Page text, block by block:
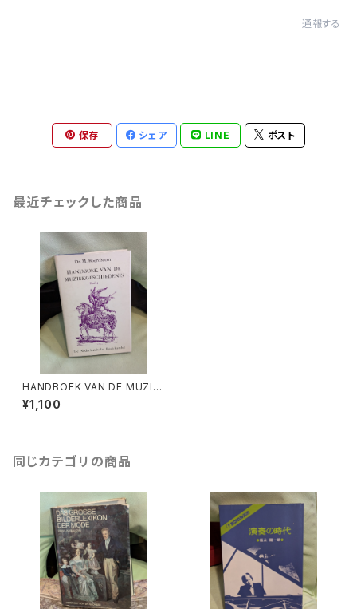
通報する
保存 シェア LINE ポスト
最近チェックした商品
HANDBOEK VAN DE MUZIE
KGESCHIEDENIS Deel 4【著
者：Dr.M.Boereboom】出版
¥1,100
同じカテゴリの商品